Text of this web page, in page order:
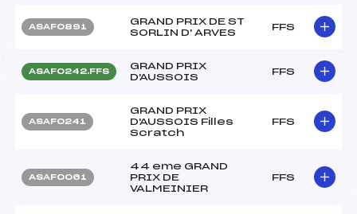
ASAF0891
GRAND PRIX DE ST
SORLIN D' ARVES
FFS
ASAF0242.FFS
GRAND PRIX
D'AUSSOIS
FFS
ASAF0241
GRAND PRIX
D'AUSSOIS Filles
Scratch
FFS
ASAF0061
44 eme GRAND
PRIX DE
VALMEINIER
FFS